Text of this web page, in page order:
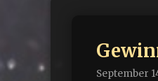
September